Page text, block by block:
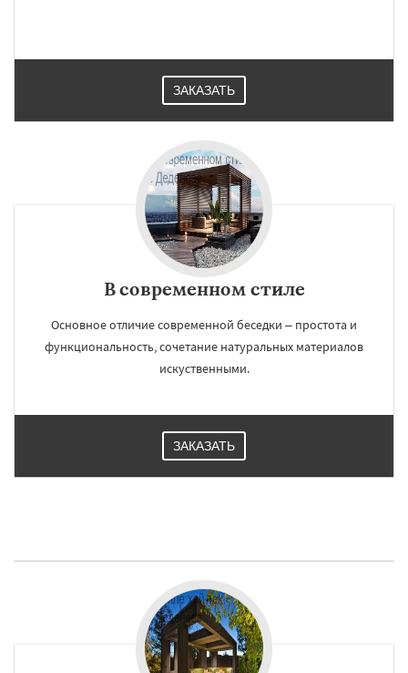
ЗАКАЗАТЬ
В современном стиле
Основное отличие современной беседки – простота и
функциональность, сочетание натуральных материалов
искуственными.
ЗАКАЗАТЬ